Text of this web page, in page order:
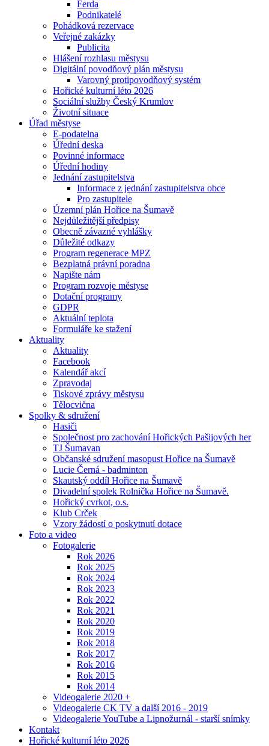
Ferda
Podnikatelé
Pohádková rezervace
Veřejné zakázky
Publicita
Hlášení rozhlasu městysu
Digitální povodňový plán městysu
Varovný protipovodňový systém
Hořické kulturní léto 2026
Sociální služby Český Krumlov
Životní situace
Úřad městyse
E-podatelna
Úřední deska
Povinné informace
Úřední hodiny
Jednání zastupitelstva
Informace z jednání zastupitelstva obce
Pro zastupitele
Územní plán Hořice na Šumavě
Nejdůležitější předpisy
Obecně závazné vyhlášky
Důležité odkazy
Program regenerace MPZ
Bezplatná právní poradna
Napište nám
Program rozvoje městyse
Dotační programy
GDPR
Aktuální teplota
Formuláře ke stažení
Aktuality
Aktuality
Facebook
Kalendář akcí
Zpravodaj
Tiskové zprávy městysu
Tělocvična
Spolky & sdružení
Hasiči
Společnost pro zachování Hořických Pašijových her
TJ Šumavan
Občanské sdružení masopust Hořice na Šumavě
Lucie Černá - badminton
Skautský oddíl Hořice na Šumavě
Divadelní spolek Rolnička Hořice na Šumavě.
Hořický cvrkot, o.s.
Klub Crček
Vzory žádostí o poskytnutí dotace
Foto a video
Fotogalerie
Rok 2026
Rok 2025
Rok 2024
Rok 2023
Rok 2022
Rok 2021
Rok 2020
Rok 2019
Rok 2018
Rok 2017
Rok 2016
Rok 2015
Rok 2014
Videogalerie 2020 +
Videogalerie CK TV a další 2016 - 2019
Videogalerie YouTube a Lipnožurnál - starší snímky
Kontakt
Hořické kulturní léto 2026